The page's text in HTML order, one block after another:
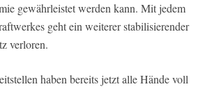
gewährleistet werden kann. Mit jedem
geht ein weiterer stabilisierender
verloren.
haben bereits jetzt alle Hände voll